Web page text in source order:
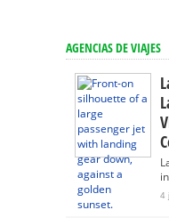
AGENCIAS DE VIAJES
4